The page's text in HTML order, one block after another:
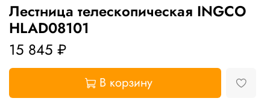
Лестница телескопическая INGCO
HLAD08101
15 845 ₽
В корзину